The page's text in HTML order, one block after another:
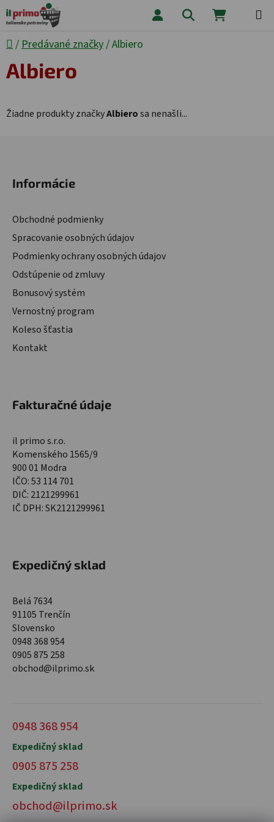
Prejsť na obsah Hľadať
Domov
/ Predávané značky/Albiero
Albiero
Žiadne produkty značkyAlbierosa nenašli...
Informácie
Obchodné podmienky
Spracovanie osobných údajov
Podmienky ochrany osobných údajov
Odstúpenie od zmluvy
Bonusový systém
Vernostný program
Koleso šťastia
Kontakt
Fakturačné údaje
il primo s.r.o.
Komenského 1565/9
900 01 Modra
IČO: 53 114 701
DIČ: 2121299961
IČ DPH: SK2121299961
Expedičný sklad
Belá 7634
91105 Trenčín
Slovensko
0948 368 954
0905 875 258
obchod@ilprimo.sk
0948 368 954
Expedičný sklad
0905 875 258
Expedičný sklad
obchod@ilprimo.sk